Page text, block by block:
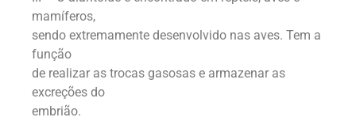
mamíferos,
sendo extremamente desenvolvido nas aves. Tem a
função
de realizar as trocas gasosas e armazenar as
excreções do
embrião.